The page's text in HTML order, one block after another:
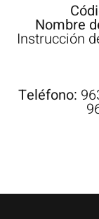
Nombre
Instrucción
Teléfono: